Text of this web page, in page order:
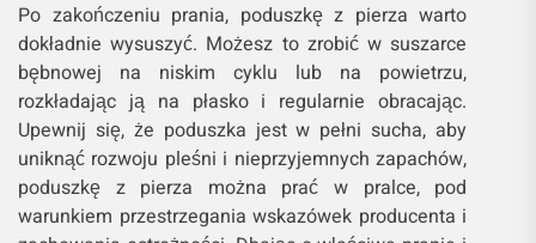
Po zakończeniu prania, poduszkę z pierza warto
dokładnie wysuszyć. Możesz to zrobić w suszarce
bębnowej na niskim cyklu lub na powietrzu,
rozkładając ją na płasko i regularnie obracając.
Upewnij się, że poduszka jest w pełni sucha, aby
uniknąć rozwoju pleśni i nieprzyjemnych zapachów,
poduszkę z pierza można prać w pralce, pod
warunkiem przestrzegania wskazówek producenta i